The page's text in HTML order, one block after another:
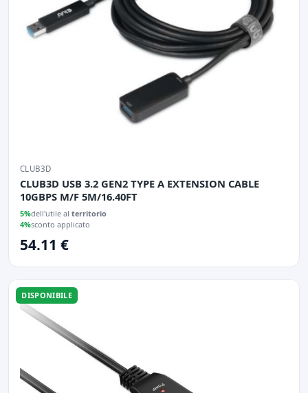
CLUB3D
CLUB3D USB 3.2 GEN2 TYPE A EXTENSION CABLE
10GBPS M/F 5M/16.40FT
5%dell'utile al territorio
4%sconto applicato
54.11 €
DISPONIBILE